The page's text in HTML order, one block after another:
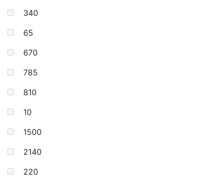
340
65
670
785
810
10
1500
2140
220